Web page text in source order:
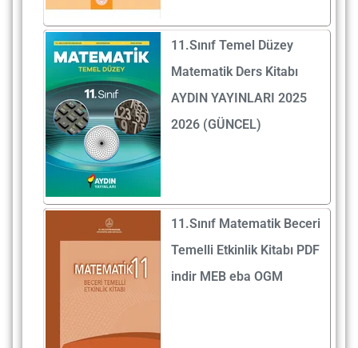
11.Sınıf Temel Düzey
Matematik Ders Kitabı
AYDIN YAYINLARI 2025
2026 (GÜNCEL)
11.Sınıf Matematik Beceri
Temelli Etkinlik Kitabı PDF
indir MEB eba OGM